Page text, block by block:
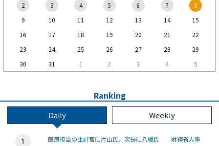
2
3 4 5 6 7
8
9
10 11 12 13 14
15
16
17 18 19 20 21
22
23
24 25 26 27 28
29
30
31 1 2 3 4 5
Ranking
Daily Weekly
医療担当の主計官に片山氏、次長に八幡氏 財務省人事